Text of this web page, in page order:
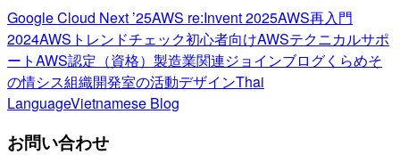
Google Cloud Next ’25AWS re:Invent 2025AWS再入門
2024AWSトレンドチェック初心者向けAWSテクニカルサポ
ートAWS認定（資格） 製造業関連ジョインブログくらめそ
の情シス組織開発室の活動デザインThai
LanguageVietnamese Blog
お問い合わせ